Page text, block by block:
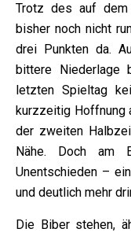
Trotz des auf
bisher noch nicht
drei Punkten da.
bittere Niederlage
letzten Spieltag
kurzzeitig Hoffnung
der zweiten
Nähe. Doch am
Unentschieden –
und deutlich mehr
Die Biber stehen,